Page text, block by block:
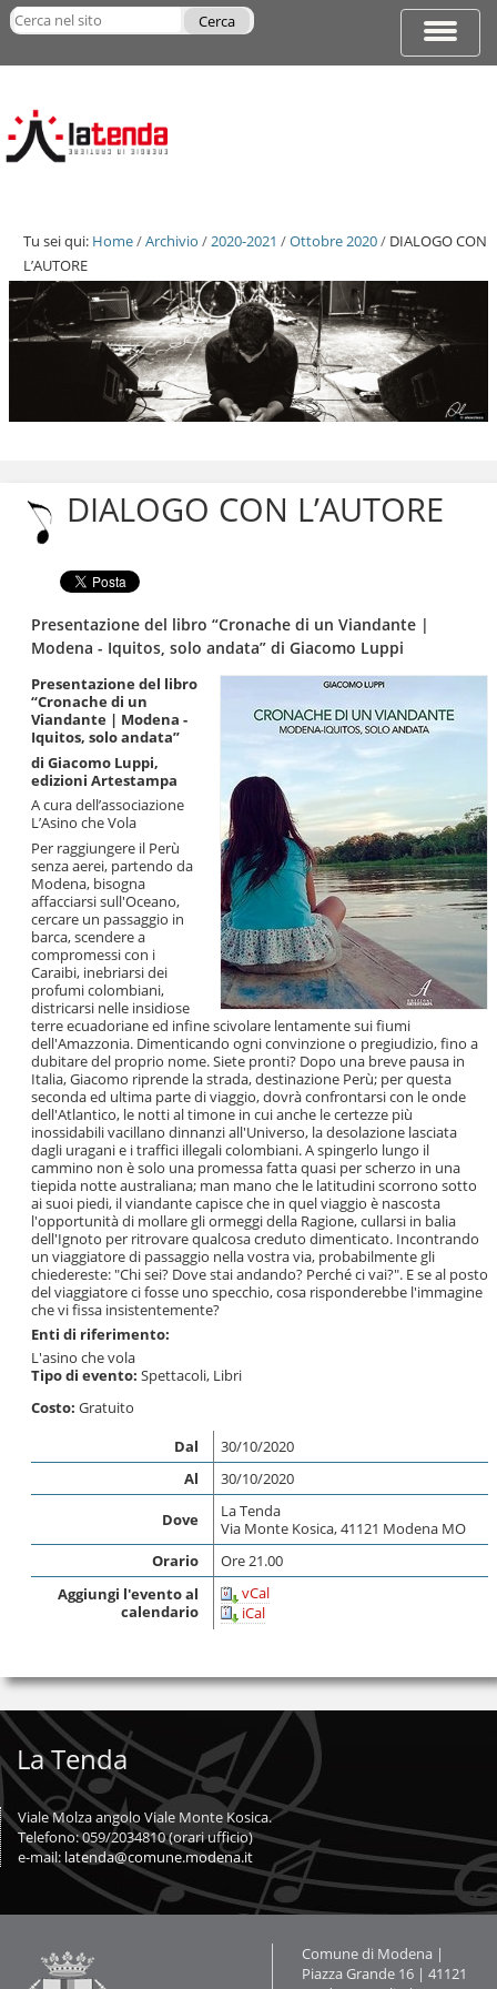
Salta
ai
|
navigazione
Espandi
di
Cerca nel sito
avanzata…
Tu sei qui: Home/Archivio /2020-2021 /Ottobre 2020/ DIALOGO CON
L’AUTORE
Salta
navigazione
DIALOGO CON L’AUTORE
Presentazione del libro “Cronache di un Viandante |
Modena - Iquitos, solo andata” di Giacomo Luppi
Presentazione del libro
“Cronache di un
Viandante | Modena -
Iquitos, solo andata”
di Giacomo Luppi,
edizioni Artestampa
A cura dell’associazione
L’Asino che Vola
Per raggiungere il Perù
senza aerei, partendo da
Modena, bisogna
affacciarsi sull'Oceano,
cercare un passaggio in
barca, scendere a
compromessi con i
Caraibi, inebriarsi dei
profumi colombiani,
districarsi nelle insidiose
terre ecuadoriane ed infine scivolare lentamente sui fiumi
dell'Amazzonia. Dimenticando ogni convinzione o pregiudizio, fino a
dubitare del proprio nome. Siete pronti? Dopo una breve pausa in
Italia, Giacomo riprende la strada, destinazione Perù; per questa
seconda ed ultima parte di viaggio, dovrà confrontarsi con le onde
dell'Atlantico, le notti al timone in cui anche le certezze più
inossidabili vacillano dinnanzi all'Universo, la desolazione lasciata
dagli uragani e i traffici illegali colombiani. A spingerlo lungo il
cammino non è solo una promessa fatta quasi per scherzo in una
tiepida notte australiana; man mano che le latitudini scorrono sotto
ai suoi piedi, il viandante capisce che in quel viaggio è nascosta
l'opportunità di mollare gli ormeggi della Ragione, cullarsi in balia
dell'Ignoto per ritrovare qualcosa creduto dimenticato. Incontrando
un viaggiatore di passaggio nella vostra via, probabilmente gli
chiedereste: "Chi sei? Dove stai andando? Perché ci vai?". E se al posto
del viaggiatore ci fosse uno specchio, cosa risponderebbe l'immagine
che vi fissa insistentemente?
Enti di riferimento:
L'asino che vola
Tipo di evento: Spettacoli, Libri
Costo: Gratuito
Dal
30/10/2020
Al
30/10/2020
Dove
La Tenda
Via Monte Kosica, 41121 Modena MO
Orario
Ore 21.00
Aggiungi l'evento al
calendario
vCal
iCal
La Tenda
Viale Molza angolo Viale Monte Kosica.
Telefono: 059/2034810 (orari ufficio)
e-mail: latenda@comune.modena.it
Contatti
Comune di Modena |
Piazza Grande 16 | 41121